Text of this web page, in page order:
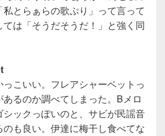
とらぁらの歌ぷり」って言って
は「そうだそうだ！」と強く同
こいい。フレアシャーベットっ
るのか調べてしまった。Bメロ
ックっぽいのと、サビが民謡音
も良い。伊達に梅干し食べてな